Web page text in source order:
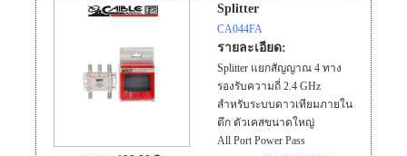
Splitter
CA044FA
รายละเอียด:
Splitter แยกสัญญาณ 4 ทาง
รองรับความถี่ 2.4 GHz
สำหรับระบบดาวเทียมภายใน
ตึก ตัวเคสขนาดใหญ่
All Port Power Pass